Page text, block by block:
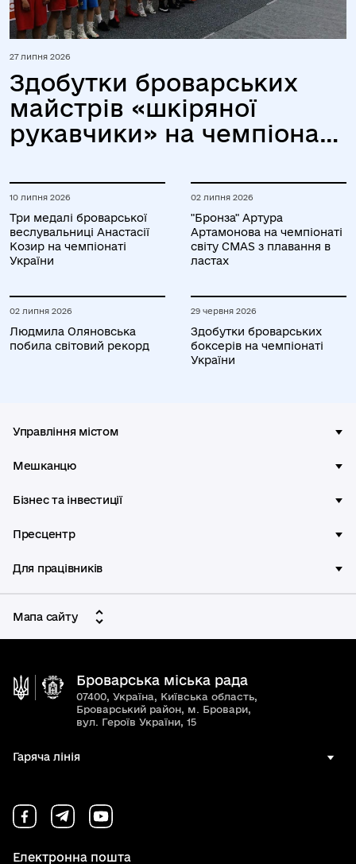
27 липня 2026
Здобутки броварських
майстрів «шкіряної
рукавчики» на чемпіонаті
юніорок
10 липня 2026
Три медалі броварської
веслувальниці Анастасії
Козир на чемпіонаті
України
02 липня 2026
"Бронза" Артура
Артамонова на чемпіонаті
світу CMAS з плавання в
ластах
02 липня 2026
Людмила Оляновська
побила світовий рекорд
29 червня 2026
Здобутки броварських
боксерів на чемпіонаті
України
Управління містом
Мешканцю
Бізнес та інвестиції
Пресцентр
Для працівників
Мапа сайту
Броварська міська рада
07400, Україна, Київська область,
Броварський район, м. Бровари,
вул. Героїв України, 15
Гаряча лінія
Електронна пошта